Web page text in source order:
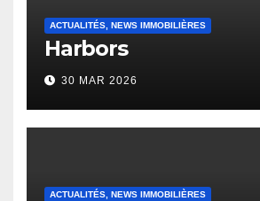
ACTUALITÉS, NEWS IMMOBILIÈRES
Harbors
30 MAR 2026
ACTUALITÉS, NEWS IMMOBILIÈRES